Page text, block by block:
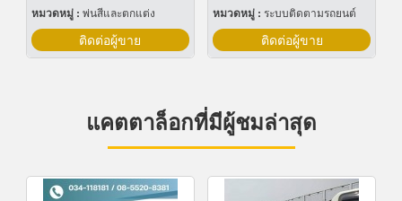
หมวดหมู่ : พ่นสีและตกแต่ง
ติดต่อผู้ขาย
หมวดหมู่ : ระบบติดตามรถยนต์
ติดต่อผู้ขาย
แคตตาล็อกที่มีผู้ชมล่าสุด